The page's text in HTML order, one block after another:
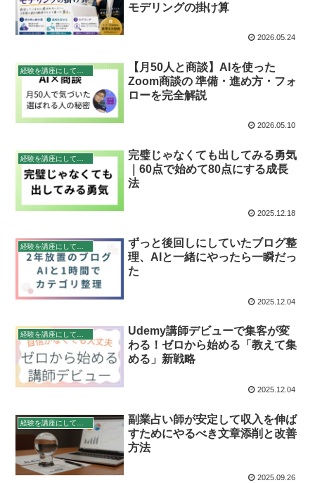
モデリングの掛け算
2026.05.24
【月50人と商談】AIを使った
Zoom商談の 準備・進め方・フォ
ローを完全解説
2026.05.10
完璧じゃなくても出してみる勇気
｜60点で始めて80点にする成長
法
2025.12.18
経験を講座にして稼ぐ
ずっと後回しにしていたブログ整
理、AIと一緒にやったら一瞬だっ
た
2025.12.04
経験を講座にして稼ぐ
Udemy講師デビューで集客が変
わる！ゼロから始める「教えて集
める」新戦略
2025.12.04
副業占い師が安定して収入を伸ば
すためにやるべき文章添削と改善
方法
2025.09.26